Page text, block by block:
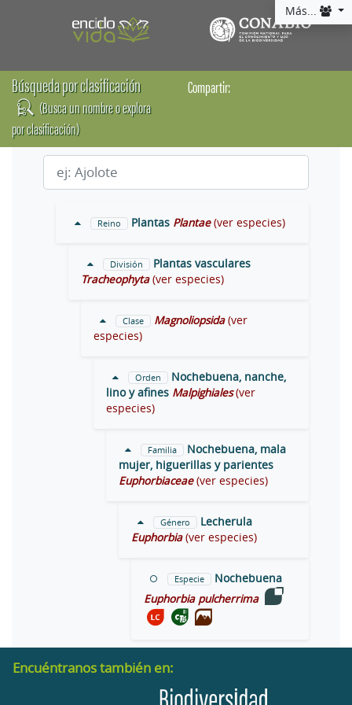
Más...
Búsqueda por clasificación
(Busca un nombre o explora
por clasificación)
Compartir:
Reino Plantas Plantae (ver especies)
División
Plantas vasculares
Tracheophyta (ver especies)
Clase Magnoliopsida (ver
especies)
Orden
Nochebuena, nanche,
lino y afines Malpighiales (ver
especies)
Familia
Nochebuena, mala
mujer, higuerillas y parientes
Euphorbiaceae (ver especies)
Género
Lecherula
Euphorbia (ver especies)
Especie
Nochebuena
Euphorbia pulcherrima
Encuéntranos también en: